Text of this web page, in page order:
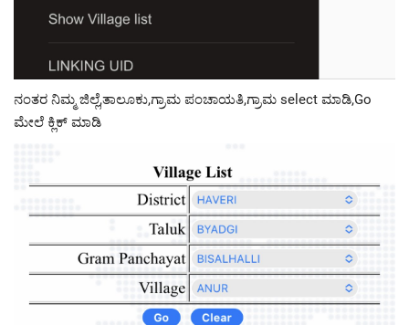
ನಂತರ ನಿಮ್ಮ ಜಿಲ್ಲೆ,ತಾಲೂಕು,ಗ್ರಾಮ ಪಂಚಾಯತಿ,ಗ್ರಾಮ select ಮಾಡಿ,Go
ಮೇಲೆ ಕ್ಲಿಕ್ ಮಾಡಿ